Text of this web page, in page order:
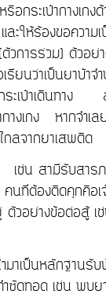
อกระเป๋ากางเกง
ให้ร้องขอความ
การร่วม) ตัวอ
นว่าเป็นยาบ้าจำ
นกระเป๋าเดินท
เกง หากจำเล
ไกลจากยาเสพติ
ช่น สามีรับสารภ
ที่ต้องติดคุกคือ
ตัวอย่างข้อต่อสู้
ป็นหลักฐานรับฟั
ทอด เช่น พบยา